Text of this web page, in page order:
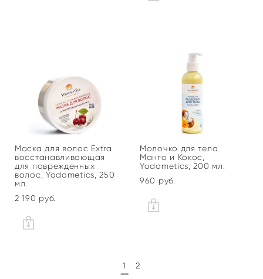
Маска для волос Extra
восстанавливающая
для поврежденных
волос, Yodometics, 250
мл.
2 190 pуб.
Молочко для тела
Манго и Кокос,
Yodometics, 200 мл.
960 pуб.
1 2